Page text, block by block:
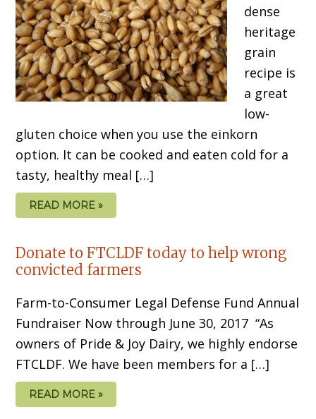
dense
heritage
grain
recipe is
a great
low-
gluten choice when you use the einkorn
option. It can be cooked and eaten cold for a
tasty, healthy meal […]
READ MORE »
Donate to FTCLDF today to help wrong
convicted farmers
Farm-to-Consumer Legal Defense Fund Annual
Fundraiser Now through June 30, 2017 “As
owners of Pride & Joy Dairy, we highly endorse
FTCLDF. We have been members for a […]
READ MORE »